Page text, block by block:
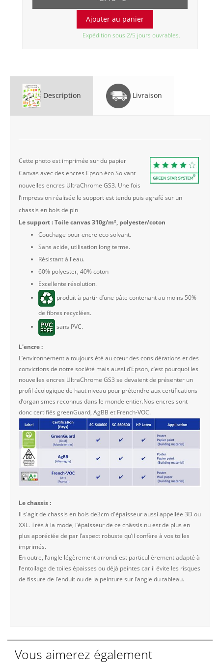
Expédition sous 2/5 jours ouvrables.
Description Livraison
Cette photo est imprimée sur du papier
Canvas avec des encres Epson éco Solvant
nouvelles encres UltraChrome GS3. Une fois
l’impression réalisée le support est tendu puis agrafé sur un
chassis en bois de pin
Le support : Toile canvas 310g/m², polyester/coton
Couchage pour encre eco solvant.
Sans acide, utilisation long terme.
Résistant à l'eau.
60% polyester, 40% coton
Excellente résolution.
produit à partir d’une pâte contenant au moins 50%
de fibres recyclées.
sans PVC.
L'encre :
L’environnement a toujours été au cœur des considérations et des
convictions de notre société mais aussi d’Epson, c’est pourquoi les
nouvelles encres UltraChrome GS3 se devaient de présenter un
profil écologique de haut niveau pour prétendre aux certifications
d’organismes reconnus dans le monde entier.Nos encres sont
donc certifiés greenGuard, AgBB et French-VOC.
Le chassis :
Il s'agit de chassis en bois de3cm d'épaisseur aussi appellée 3D ou
XXL. Très à la mode, l’épaisseur de ce châssis nu est de plus en
plus appréciée de par l’aspect robuste qu’il confère à vos toiles
imprimés.
En outre, l’angle légèrement arrondi est particulièrement adapté à
l’entoilage de toiles épaisses ou déjà peintes car il évite les risques
de fissure de l’enduit ou de la peinture sur l’angle du tableau.
Vous aimerez également